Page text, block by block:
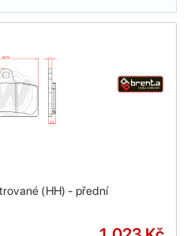
(HH) - přední